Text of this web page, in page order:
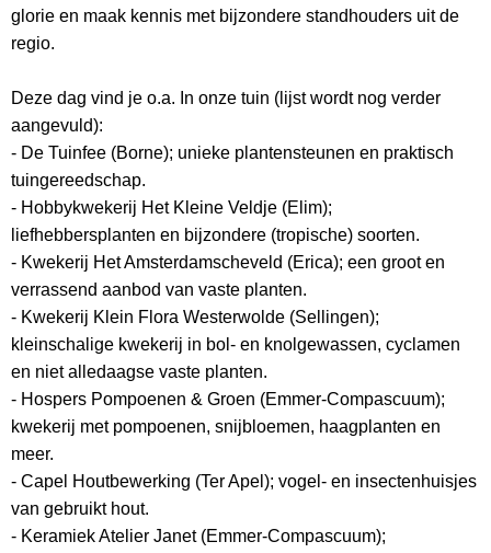
glorie en maak kennis met bijzondere standhouders uit de
regio.
Deze dag vind je o.a. In onze tuin (lijst wordt nog verder
aangevuld):
- De Tuinfee (Borne); unieke plantensteunen en praktisch
tuingereedschap.
- Hobbykwekerij Het Kleine Veldje (Elim);
liefhebbersplanten en bijzondere (tropische) soorten.
- Kwekerij Het Amsterdamscheveld (Erica); een groot en
verrassend aanbod van vaste planten.
- Kwekerij Klein Flora Westerwolde (Sellingen);
kleinschalige kwekerij in bol- en knolgewassen, cyclamen
en niet alledaagse vaste planten.
- Hospers Pompoenen & Groen (Emmer-Compascuum);
kwekerij met pompoenen, snijbloemen, haagplanten en
meer.
- Capel Houtbewerking (Ter Apel); vogel- en insectenhuisjes
van gebruikt hout.
- Keramiek Atelier Janet (Emmer-Compascuum);